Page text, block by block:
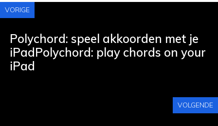
VORIGE
Polychord: speel akkoorden met je
iPadPolychord: play chords on your
iPad
VOLGENDE